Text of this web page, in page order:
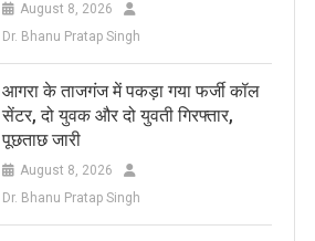
August 8, 2026
Dr. Bhanu Pratap Singh
आगरा के ताजगंज में पकड़ा गया फर्जी कॉल
सेंटर, दो युवक और दो युवती गिरफ्तार,
पूछताछ जारी
August 8, 2026
Dr. Bhanu Pratap Singh